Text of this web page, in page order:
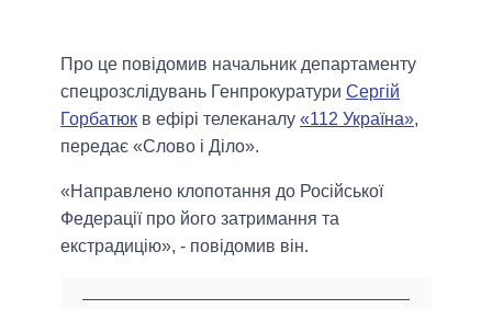
Про це повідомив начальник департаменту
спецрозслідувань Генпрокуратури Сергій
Горбатюк в ефірі телеканалу «112 Україна»,
передає «Слово і Діло».
«Направлено клопотання до Російської
Федерації про його затримання та
екстрадицію», - повідомив він.